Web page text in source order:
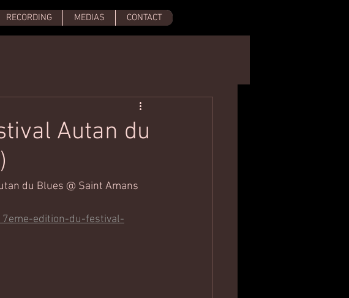
RECORDING MEDIAS CONTACT
Autan du
du Blues @ Saint Amans
edition-du-festival-